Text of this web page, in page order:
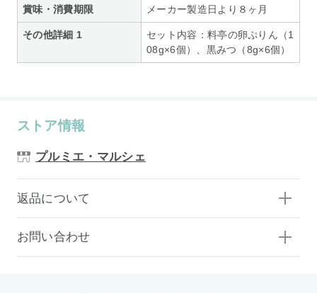
賞味・消費期限 メーカー製造日より８ヶ月
その他詳細 1
セット内容：料亭の卵ぷりん（1
08g×6個）、黒みつ（8g×6個）
ストア情報
プルミエ・マルシェ
返品について
お問い合わせ